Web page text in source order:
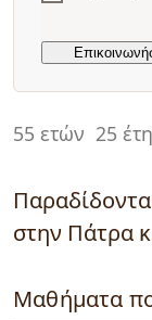
55 ετών 25
στην Πάτρα
Μαθήματα